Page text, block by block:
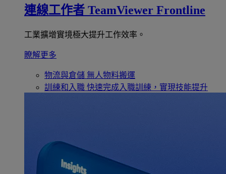
連線工作者 TeamViewer Frontline
工業擴增實境極大提升工作效率。
瞭解更多
物流與倉儲 無人物料搬運
訓練和入職 快速完成入職訓練，實現技能提升